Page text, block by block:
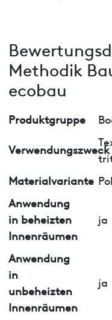
Methodik
ecobau
Produktgruppe
Verwendungszweck
Materialvariante
Anwendung
in beheizten
Innenräumen
ja
Anwendung
in
unbeheizten
Innenräumen
ja